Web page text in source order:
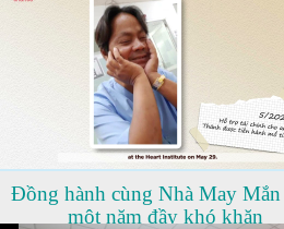
Đồng hành cùng Nhà May Mắn
một năm đầy khó khăn